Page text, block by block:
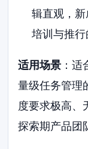
辑直观，
培训与推行
适用场景 ：
量级任务管理
度要求极高、
探索期产品团